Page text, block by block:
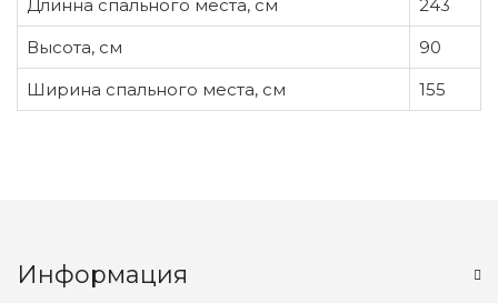
Длинна спального места, см
243
Высота, см
90
Ширина спального места, см
155
Информация